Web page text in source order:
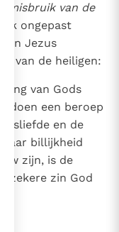
misbruik van de
ongepast
van Jezus
van de heiligen:
van Gods
doen een beroep
en de
naar billijkheid
zijn, is de
zekere zin God